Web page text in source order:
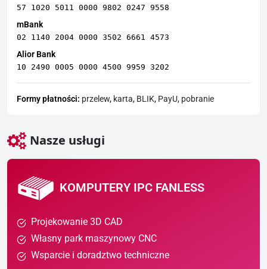
57 1020 5011 0000 9802 0247 9558
mBank
02 1140 2004 0000 3502 6661 4573
Alior Bank
10 2490 0005 0000 4500 9959 3202
Formy płatności: przelew, karta, BLIK, PayU, pobranie
Nasze usługi
KOMPUTERY IPC FANLESS
Projekowanie 3D CAD
Własny park maszynowy CNC
Wsparcie i doradztwo techniczne